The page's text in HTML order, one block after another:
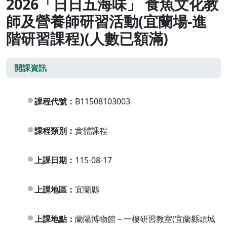
師及營養師研習活動(宜蘭場-進
階研習課程)(人數已額滿)
開課資訊
課程代號： B11508103003
課程類別： 實體課程
上課日期： 115-08-17
上課地區： 宜蘭縣
上課地點： 蘭陽博物館－一樓研習教室(宜蘭縣頭城